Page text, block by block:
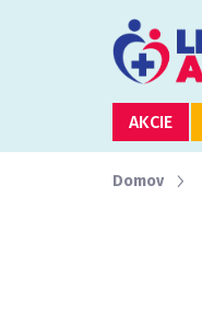
AKCIE
Domov